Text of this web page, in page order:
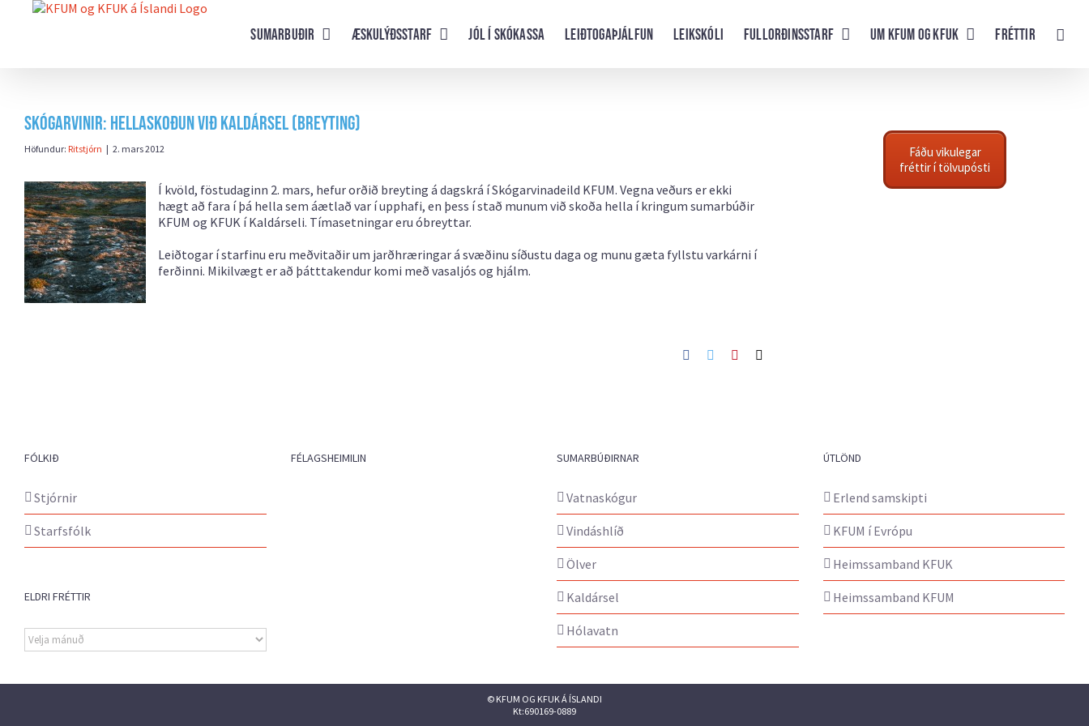
Sumarbuðir Æskulýðsstarf Jól í skókassa Leiðtogaþjálfun Leikskóli Fullorðinsstarf UM KFUM og KFUK Fréttir
Skógarvinir: Hellaskoðun við Kaldársel (breyting)
Höfundur: Ritstjórn | 2. mars 2012
Í kvöld, föstudaginn 2. mars, hefur orðið breyting á dagskrá í Skógarvinadeild KFUM. Vegna veðurs er ekki
hægt að fara í þá hella sem áætlað var í upphafi, en þess í stað munum við skoða hella í kringum sumarbúðir
KFUM og KFUK í Kaldárseli. Tímasetningar eru óbreyttar.
Leiðtogar í starfinu eru meðvitaðir um jarðhræringar á svæðinu síðustu daga og munu gæta fyllstu varkárni í
ferðinni. Mikilvægt er að þátttakendur komi með vasaljós og hjálm.
Facebook
TwitterPinterest
Fáðu vikulegar
fréttir í tölvupósti
FÓLKIÐ
Stjórnir
Starfsfólk
ELDRI FRÉTTIR
Eldri
fréttir
FÉLAGSHEIMILIN SUMARBÚÐIRNAR
Vatnaskógur
Vindáshlíð
Ölver
Kaldársel
Hólavatn
ÚTLÖND
Erlend samskipti
KFUM í Evrópu
Heimssamband KFUK
Heimssamband KFUM
© KFUM OG KFUK Á ÍSLANDI
Kt:690169-0889